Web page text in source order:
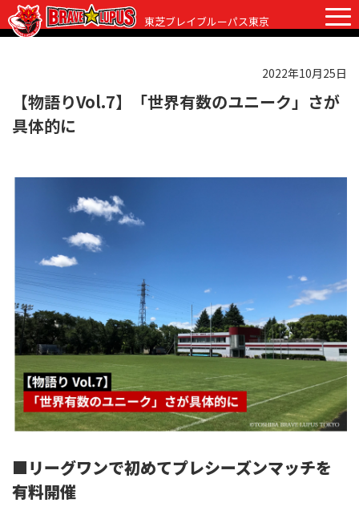
東芝ブレイブルーパス東京
チケット グッズ ファンクラブ 観戦ガイド
観戦ガイド
ラグビーって何？
会場紹介
クラブからのお願い
試合日程・結果
選手・スタッフ
スタッフ
マスコット
クラブ情報
クラブ情報
株式会社 ブレイブルーパス東京概要
株式会社 チームの歴史
地域貢献活動
アカデミー
パートナー
InstagramX Facebook Youtube
パートナーシップのご案内
2022年10月25日
【物語りVol.7】「世界有数のユニーク」さが
具体的に
■リーグワンで初めてプレシーズンマッチを
有料開催